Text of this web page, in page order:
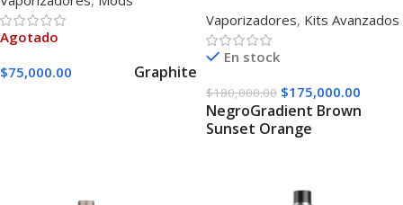
Agotado
$75,000.00 Graphite
Vaporizadores, Kits Avanzados
En stock
$180,000.00 $175,000.00
NegroGradient Brown
Sunset Orange